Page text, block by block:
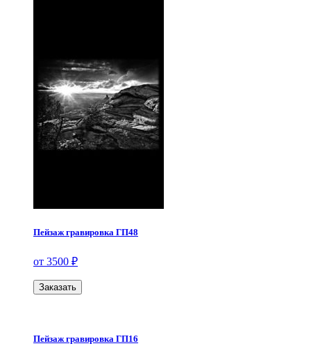
Пейзаж гравировка ГП48
от 3500 ₽
Заказать
Пейзаж гравировка ГП16